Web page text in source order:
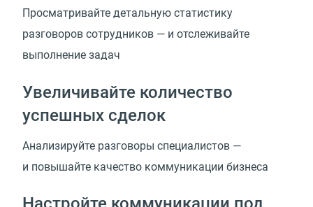
Просматривайте детальную статистику
разговоров сотрудников — и отслеживайте
выполнение задач
Увеличивайте количество
успешных сделок
Анализируйте разговоры специалистов —
и повышайте качество коммуникации бизнеса